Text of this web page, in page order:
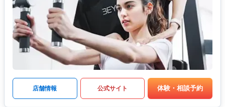
店舗情報 公式サイト 体験・相談予約